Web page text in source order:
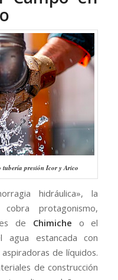
presión Icor y Arico
hidráulica», la
protagonismo,
de Chimiche o el
agua estancada con
de líquidos.
de construcción